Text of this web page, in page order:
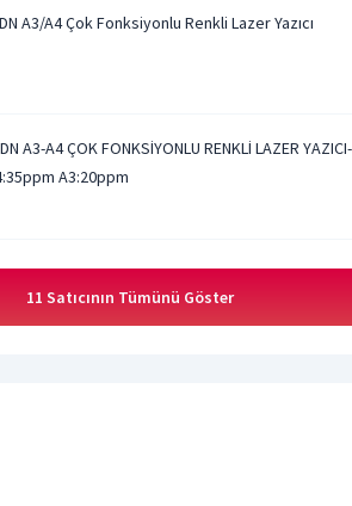
A3/A4 Çok Fonksiyonlu Renkli Lazer Yazıcı
A3-A4 ÇOK FONKSİYONLU RENKLİ LAZER YAZICI-
A3:20ppm
11 Satıcının Tümünü Göster